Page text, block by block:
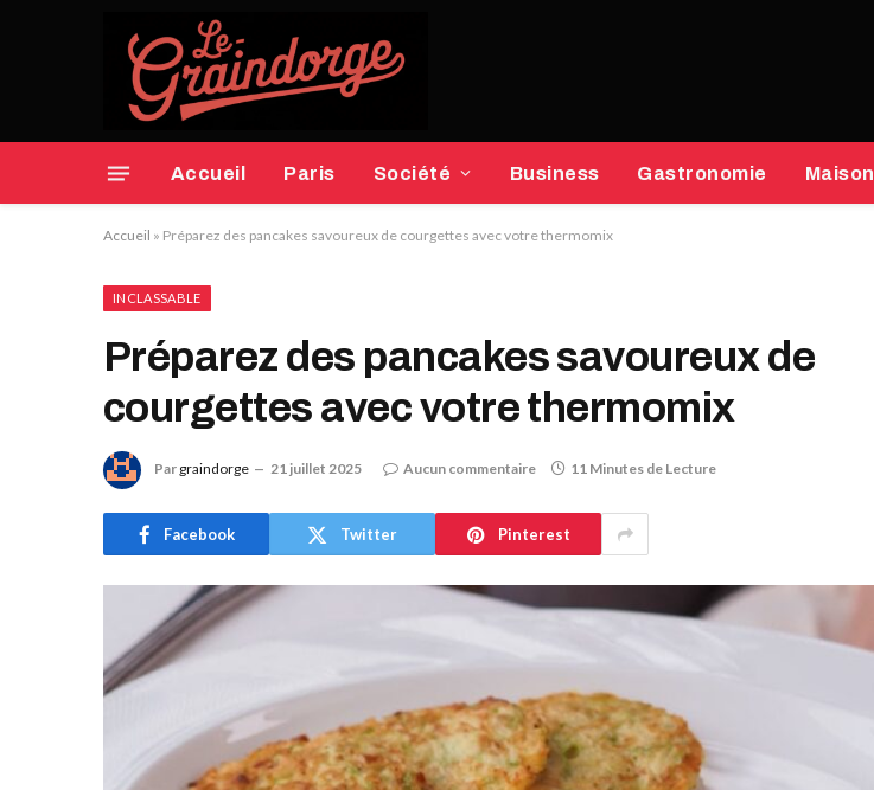
Accueil Paris Société Business Gastronomie Maison
Accueil » Préparez des pancakes savoureux de courgettes avec votre thermomix
INCLASSABLE
Préparez des pancakes savoureux de
courgettes avec votre thermomix
Par graindorge 21 juillet 2025 Aucun commentaire 11 Minutes de Lecture
Facebook Twitter Pinterest